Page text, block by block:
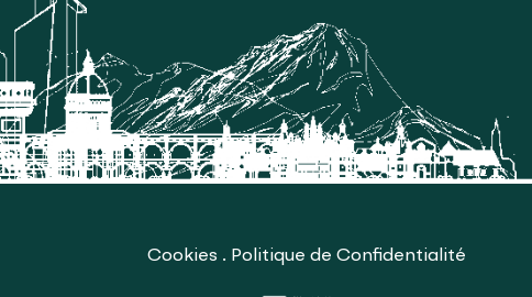
Cookies . Politique de Confidentialité